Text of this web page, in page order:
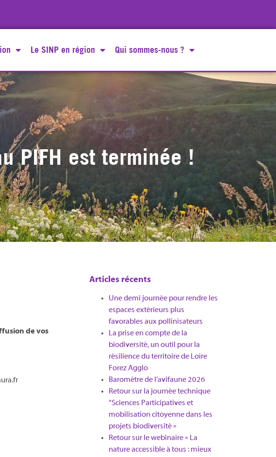
Le SINP en région Qui sommes-nous ?
PIFH est terminée !
de vos
Articles récents
Une demi journée pour rendre les
espaces extérieurs plus
favorables aux pollinisateurs
La prise en compte de la
biodiversité, un outil pour la
résilience du territoire de Loire
Forez Agglo​
Baromètre de l’avifaune 2026
Retour sur la journée technique
“Sciences Participatives et
mobilisation citoyenne dans les
projets biodiversité »
Retour sur le webinaire « La
nature accessible à tous : mieux